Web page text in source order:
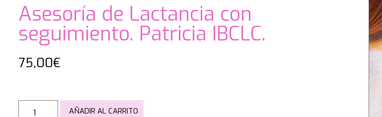
Asesoría de Lactancia con
seguimiento. Patricia IBCLC.
75,00€
AÑADIR AL CARRITO